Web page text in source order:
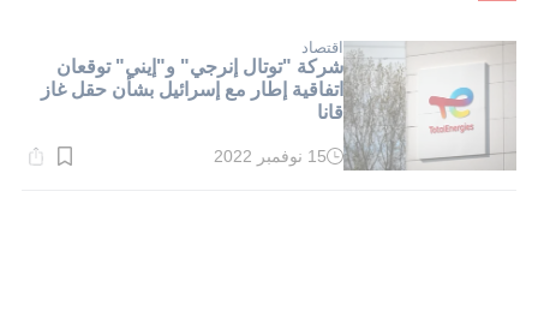
اقتصاد
شركة "توتال إنرجي" و"إيني" توقعان
اتفاقية إطار مع إسرائيل بشأن حقل غاز
قانا
وقت
15 نوفمبر 2022